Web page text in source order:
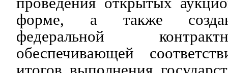
форме, а также
федеральной
обеспечивающей